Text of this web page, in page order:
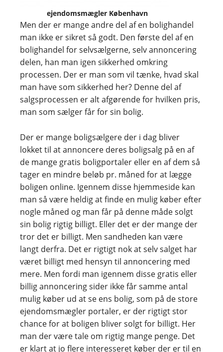
ejendomsmægler København
Men der er mange andre del af en bolighandel
man ikke er sikret så godt. Den første del af en
bolighandel for selvsælgerne, selv annoncering
delen, han man igen sikkerhed omkring
processen. Der er man som vil tænke, hvad skal
man have som sikkerhed her? Denne del af
salgsprocessen er alt afgørende for hvilken pris,
man som sælger får for sin bolig.
Der er mange boligsælgere der i dag bliver
lokket til at annoncere deres boligsalg på en af
de mange gratis boligportaler eller en af dem så
tager en mindre beløb pr. måned for at lægge
boligen online. Igennem disse hjemmeside kan
man så være heldig at finde en mulig køber efter
nogle måned og man får på denne måde solgt
sin bolig rigtig billigt. Eller det er der mange der
tror det er billigt. Men sandheden kan være
langt derfra. Det er rigtigt nok at selv salget har
været billigt med hensyn til annoncering med
mere. Men fordi man igennem disse gratis eller
billig annoncering sider ikke får samme antal
mulig køber ud at se ens bolig, som på de store
ejendomsmægler portaler, er der rigtigt stor
chance for at boligen bliver solgt for billigt. Her
man der være tale om rigtig mange penge. Det
er klart at jo flere interesseret køber der er til en